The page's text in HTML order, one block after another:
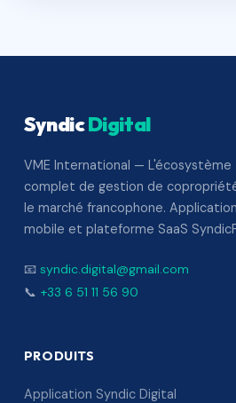
SyndicDigital
VME International — L'écosystème
complet de gestion de
le marché francophone. Application
mobile et plateforme SaaS
📧 syndic.digital@gmail.com
📞 +33 6 51 11 56 90
PRODUITS
Application Syndic Digital